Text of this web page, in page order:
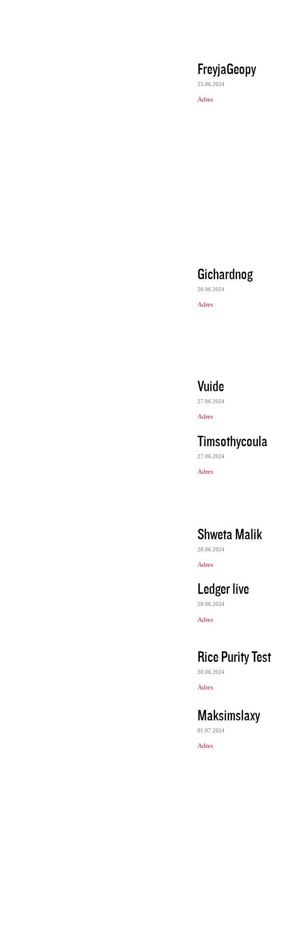
FreyjaGeopy
25.06.2024
Adres
Gichardnog
26.06.2024
Adres
Vuide
27.06.2024
Adres
Timsothycoula
27.06.2024
Adres
Shweta Malik
28.06.2024
Adres
Ledger live
28.06.2024
Adres
Rice Purity Test
30.06.2024
Adres
Maksimslaxy
01.07.2024
Adres